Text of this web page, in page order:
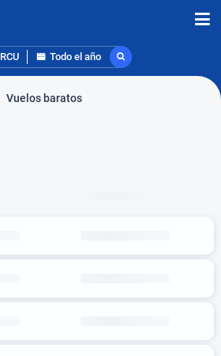
RCU Todo el año
Vuelos baratos